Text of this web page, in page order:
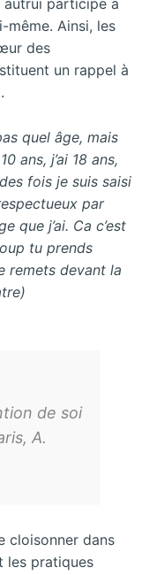
participe à
même. Ainsi, les
des
un rappel à
quel âge, mais
ans, j’ai 18 ans,
fois je suis saisi
par
que j’ai. Ca c’est
tu prends
remets devant la
de soi
A.
cloisonner dans
les pratiques